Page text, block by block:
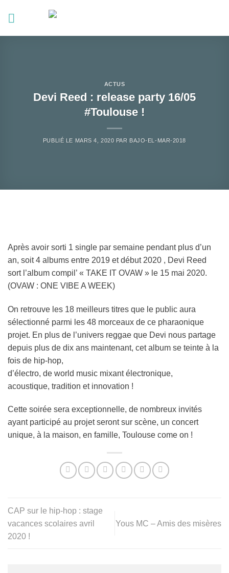
ACTUS
Devi Reed : release party 16/05
#Toulouse !
PUBLIÉ LE MARS 4, 2020 PAR BAJO-EL-MAR-2018
Après avoir sorti 1 single par semaine pendant plus d’un
an, soit 4 albums entre 2019 et début 2020 , Devi Reed
sort l’album compil’ « TAKE IT OVAW » le 15 mai 2020.
(OVAW : ONE VIBE A WEEK)
On retrouve les 18 meilleurs titres que le public aura
sélectionné parmi les 48 morceaux de ce pharaonique
projet. En plus de l’univers reggae que Devi nous partage
depuis plus de dix ans maintenant, cet album se teinte à la
fois de hip-hop,
d’électro, de world music mixant électronique,
acoustique, tradition et innovation !
Cette soirée sera exceptionnelle, de nombreux invités
ayant participé au projet seront sur scène, un concert
unique, à la maison, en famille, Toulouse come on !
CAP sur le hip-hop : stage
vacances scolaires avril
2020 !
Yous MC – Amis des misères